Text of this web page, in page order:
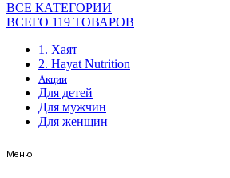
ВСЕ КАТЕГОРИИ
ВСЕГО 119 ТОВАРОВ
1. Хаят
2. Hayat Nutrition
Акции
Для детей
Для мужчин
Для женщин
Меню